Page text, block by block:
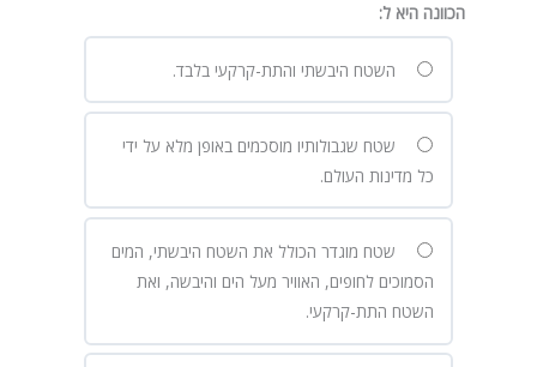
הכוונה היא ל:
השטח היבשתי והתת-קרקעי בלבד.
שטח שגבולותיו מוסכמים באופן מלא על ידי
כל מדינות העולם.
שטח מוגדר הכולל את השטח היבשתי, המים
הסמוכים לחופים, האוויר מעל הים והיבשה, ואת
השטח התת-קרקעי.